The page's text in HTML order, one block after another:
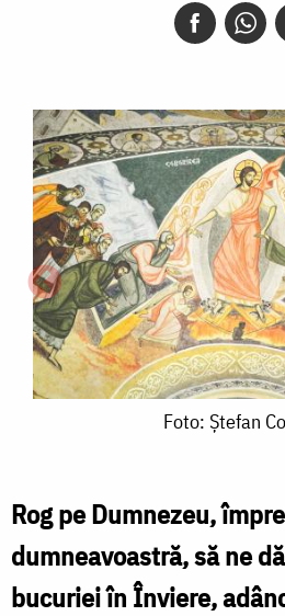
Foto: Ștefan
Rog pe Dumnezeu,
dumneavoastră, să ne
bucuriei în Înviere,